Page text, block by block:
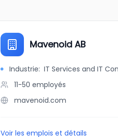
Mavenoid AB
Industrie: IT Services and IT
11-50 employés
mavenoid.com
Voir les emplois et détails